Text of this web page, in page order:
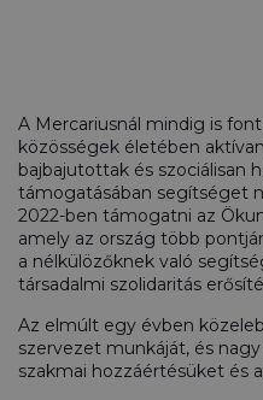
A Mercariusnál mindig is
közösségek életében
bajbajutottak és szociálisan
támogatásában segítséget
2022-ben támogatni az
amely az ország több
a nélkülözőknek való
társadalmi szolidaritás
Az elmúlt egy évben
szervezet munkáját, és
szakmai hozzáértésüket és